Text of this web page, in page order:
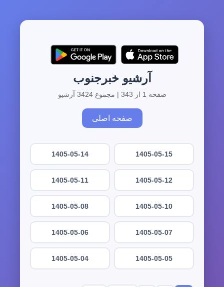
آرشیو خبرجنوب
صفحه 1 از 343 | مجموع 3424 آرشیو
صفحه اصلی
1405-05-15
1405-05-14
1405-05-12
1405-05-11
1405-05-10
1405-05-08
1405-05-07
1405-05-06
1405-05-05
1405-05-04